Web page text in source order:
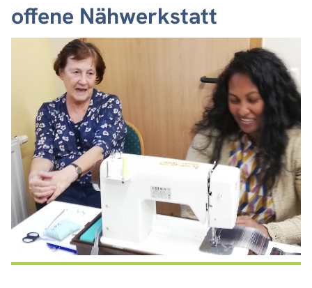
offene Nähwerkstatt